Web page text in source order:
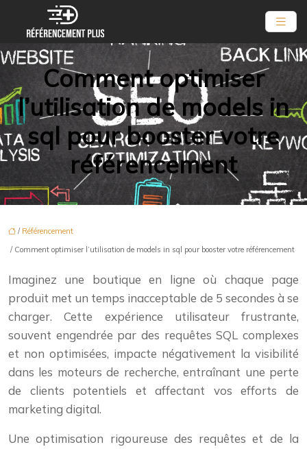
Comment optimiser
l’utilisation de models in
sql pour booster votre
référencement
/ Référencement
/ Comment optimiser l’utilisation de models in sql pour booster votre référencement
Imaginez une boutique en ligne où chaque page
produit met un temps inacceptable de 5 secondes à se
charger. Cette expérience utilisateur frustrante,
souvent engendrée par des requêtes SQL complexes
et non optimisées, impacte négativement la visibilité
dans les moteurs de recherche, entraînant une perte
de clients potentiels et affectant vos efforts de
marketing digital.
Une optimisation rigoureuse des requêtes et de la